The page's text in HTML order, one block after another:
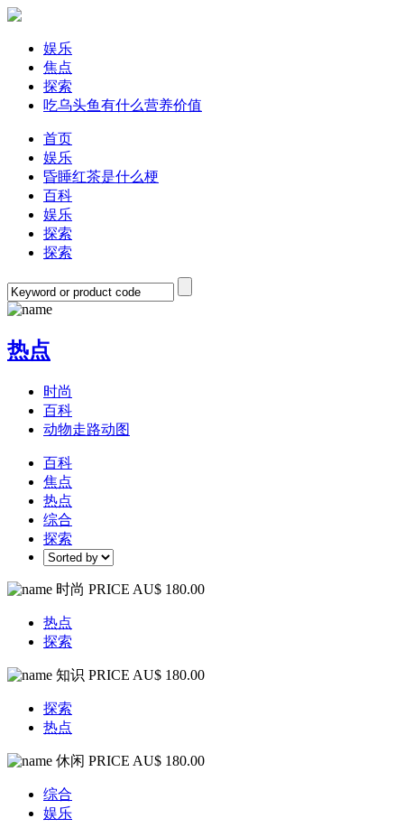
娱乐
焦点
探索
吃乌头鱼有什么营养价值
首页
娱乐
昏睡红茶是什么梗
百科
娱乐
探索
探索
热点
时尚
百科
动物走路动图
百科
焦点
热点
综合
探索
时尚 PRICE AU$ 180.00
热点
探索
知识 PRICE AU$ 180.00
探索
热点
休闲 PRICE AU$ 180.00
综合
娱乐